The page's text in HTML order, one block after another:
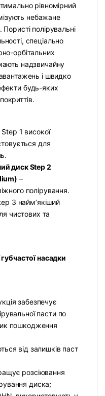
рівномірний
небажане
Пористі полірувальні
спеціально
орбітальних
надзвичайну
і швидко
будь-яких
1 високої
для
диск Step 2
–
полірування.
3 найм’якіший
чистових та
насадки
забезпечує
пасти по
пошкодження
від залишків паст
розсіювання
диска;